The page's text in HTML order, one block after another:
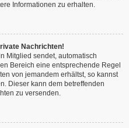
Informationen zu erhalten.
Nachrichten!
Mitglied sendet, automatisch
Bereich eine entsprechende Regel
von jemandem erhältst, so kannst
Dieser kann dem betreffenden
zu versenden.